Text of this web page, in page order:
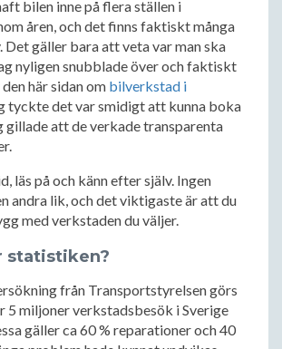
bilen inne på flera ställen i
åren, och det finns faktiskt många
Det gäller bara att veta var man ska
nyligen snubblade över och faktiskt
här sidan om bilverkstad i
tyckte det var smidigt att kunna boka
gillade att de verkade transparenta
läs på och känn efter själv. Ingen
andra lik, och det viktigaste är att du
med verkstaden du väljer.
statistiken?
från Transportstyrelsen görs
5 miljoner verkstadsbesök i Sverige
gäller ca 60 % reparationer och 40